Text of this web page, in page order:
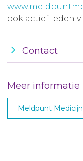
ook actief leden
Contact
Meer informatie
Meldpunt